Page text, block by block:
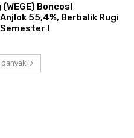
(WEGE) Boncos!
55,4%, Berbalik Rugi
I